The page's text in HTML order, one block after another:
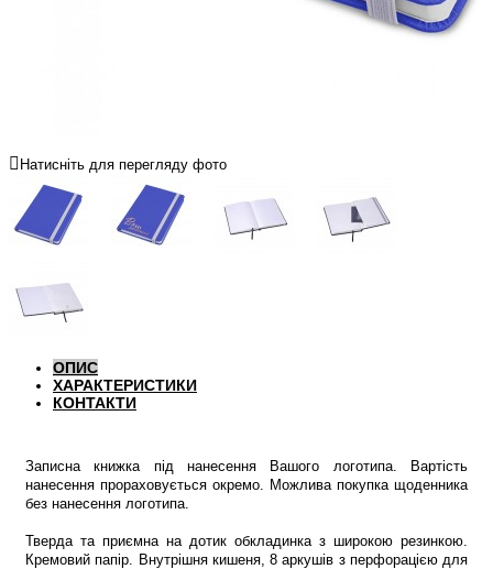
Натисніть для перегляду фото
ОПИС
ХАРАКТЕРИСТИКИ
КОНТАКТИ
Записна книжка під нанесення Вашого логотипа. Вартість
нанесення прораховується окремо. Можлива покупка щоденника
без нанесення логотипа.
Тверда та приємна на дотик обкладинка з широкою резинкою.
Кремовий папір. Внутрішня кишеня, 8 аркушів з перфорацією для